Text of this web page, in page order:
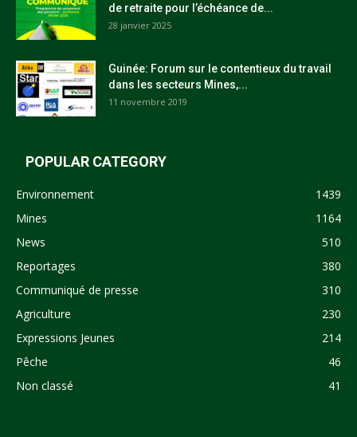
de retraite pour l’échéance de...
28 janvier 2025
Guinée: Forum sur le contentieux du travail
dans les secteurs Mines,...
11 novembre 2019
POPULAR CATEGORY
Environnement
1439
Mines
1164
News
510
Reportages
380
Communiqué de presse
310
Agriculture
230
Expressions Jeunes
214
Pêche
46
Non classé
41